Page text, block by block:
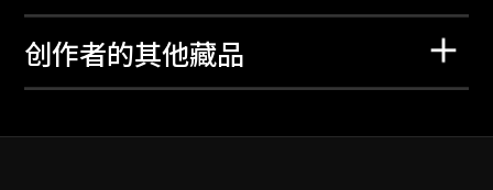
创作者的其他藏品